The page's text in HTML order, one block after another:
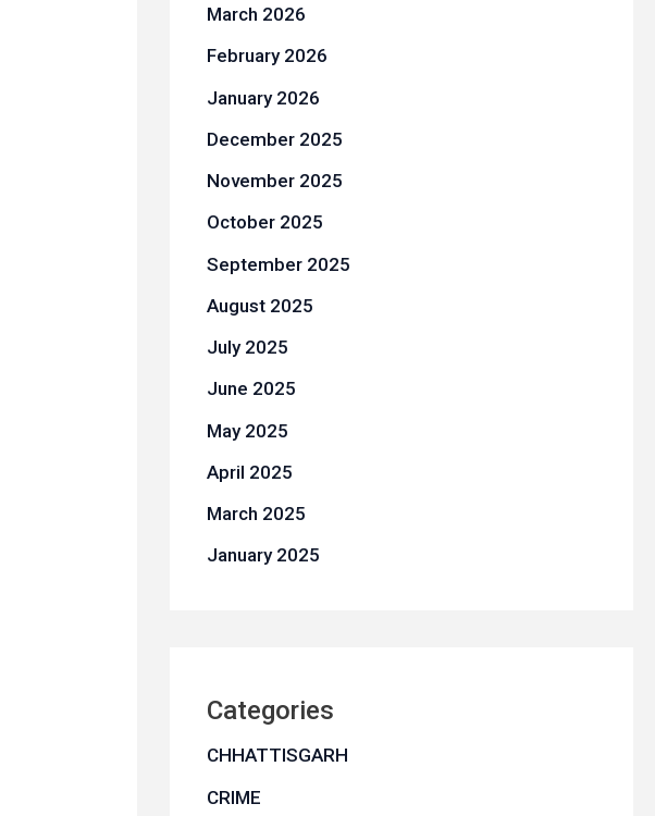
March 2026
February 2026
January 2026
December 2025
November 2025
October 2025
September 2025
August 2025
July 2025
June 2025
May 2025
April 2025
March 2025
January 2025
Categories
CHHATTISGARH
CRIME